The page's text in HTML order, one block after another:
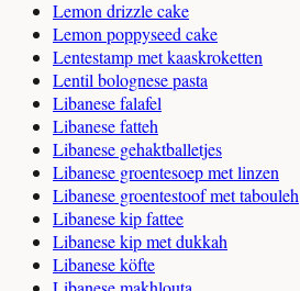
Lemon drizzle cake
Lemon poppyseed cake
Lentestamp met kaaskroketten
Lentil bolognese pasta
Libanese falafel
Libanese fatteh
Libanese gehaktballetjes
Libanese groentesoep met linzen
Libanese groentestoof met tabouleh
Libanese kip fattee
Libanese kip met dukkah
Libanese köfte